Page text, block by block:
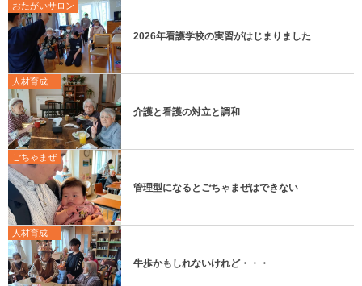
おたがいサロン
2026年看護学校の実習がはじまりました
人材育成
介護と看護の対立と調和
ごちゃまぜ
管理型になるとごちゃまぜはできない
人材育成
牛歩かもしれないけれど・・・